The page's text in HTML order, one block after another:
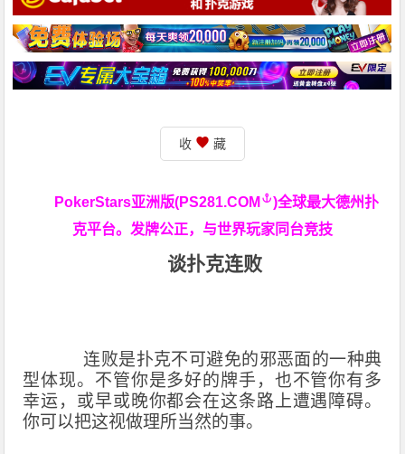
收 藏
PokerStars亚洲版(PS281.COM
)全球最大德州扑
克平台。发牌公正，与世界玩家同台竞技
谈扑克连败
连败是扑克不可避免的邪恶面的一种典
型体现。不管你是多好的牌手，也不管你有多
幸运，或早或晚你都会在这条路上遭遇障碍。
你可以把这视做理所当然的事。